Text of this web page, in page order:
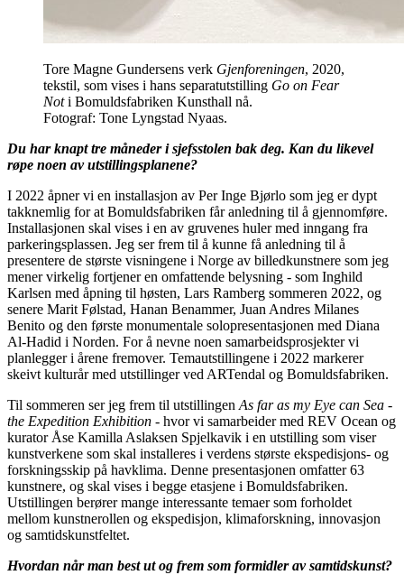
Tore Magne Gundersens verk Gjenforeningen, 2020,
tekstil, som vises i hans separatutstilling Go on Fear
Noti Bomuldsfabriken Kunsthall nå.
Fotograf: Tone Lyngstad Nyaas.
Du har knapt tre måneder i sjefsstolen bak deg. Kan du likevel
røpe noen av utstillingsplanene?
I 2022 åpner vi en installasjon av Per Inge Bjørlo som jeg er dypt
takknemlig for at Bomuldsfabriken får anledning til å gjennomføre.
Installasjonen skal vises i en av gruvenes huler med inngang fra
parkeringsplassen. Jeg ser frem til å kunne få anledning til å
presentere de største visningene i Norge av billedkunstnere som jeg
mener virkelig fortjener en omfattende belysning - som Inghild
Karlsen med åpning til høsten, Lars Ramberg sommeren 2022, og
senere Marit Følstad, Hanan Benammer, Juan Andres Milanes
Benito og den første monumentale solopresentasjonen med Diana
Al-Hadid i Norden. For å nevne noen samarbeidsprosjekter vi
planlegger i årene fremover. Temautstillingene i 2022 markerer
skeivt kulturår med utstillinger ved ARTendal og Bomuldsfabriken.
Til sommeren ser jeg frem til utstillingen As far as my Eye can Sea -
the Expedition Exhibition - hvor vi samarbeider med REV Ocean og
kurator Åse Kamilla Aslaksen Spjelkavik i en utstilling som viser
kunstverkene som skal installeres i verdens største ekspedisjons- og
forskningsskip på havklima. Denne presentasjonen omfatter 63
kunstnere, og skal vises i begge etasjene i Bomuldsfabriken.
Utstillingen berører mange interessante temaer som forholdet
mellom kunstnerollen og ekspedisjon, klimaforskning, innovasjon
og samtidskunstfeltet.
Hvordan når man best ut og frem som formidler av samtidskunst?